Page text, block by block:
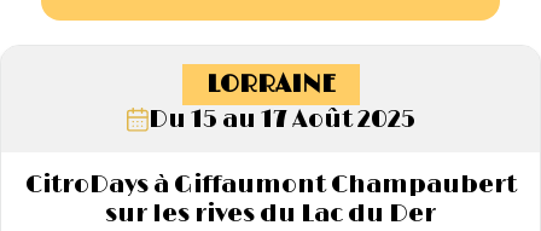
LORRAINE
Du 15 au 17 Août 2025
CitroDays à Giffaumont Champaubert
sur les rives du Lac du Der